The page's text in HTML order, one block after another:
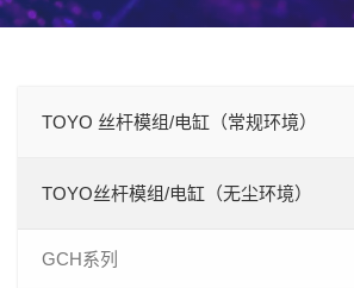
TOYO 丝杆模组/电缸（常规环境）
TOYO丝杆模组/电缸（无尘环境）
GCH系列